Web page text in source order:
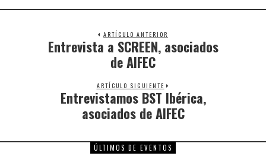
ARTÍCULO ANTERIOR
Entrevista a SCREEN, asociados
de AIFEC
ARTÍCULO SIGUIENTE
Entrevistamos BST Ibérica,
asociados de AIFEC
ÚLTIMOS DE EVENTOS